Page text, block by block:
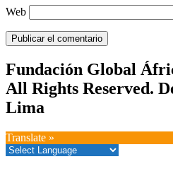
Web
Fundación Global
All Rights Reserved.
Lima
Translate »